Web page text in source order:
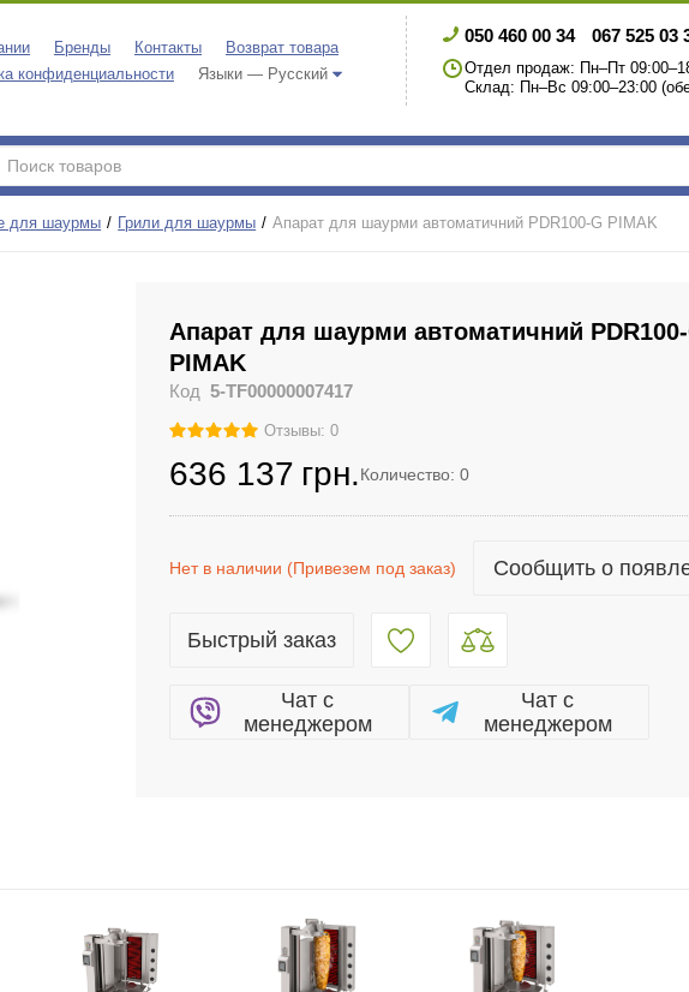
Бренды Контакты
Возврат товара
конфиденциальности
Языки — Русский
050 460 00 34 067 525 03
Отдел продаж: Пн–Пт
Склад: Пн–Вс 09:00–23:00
для шаурмы Грили для шаурмы Апарат для шаурми автоматичний PDR100-G PIMAK
Апарат для шаурми автоматичний
PIMAK
Код 5-TF00000007417
Отзывы: 0
636 137 грн.Количество: 0
Нет в наличии (Привезем под заказ) Сообщить о
Быстрый заказ
Чат c
менеджером
Чат c
менеджером